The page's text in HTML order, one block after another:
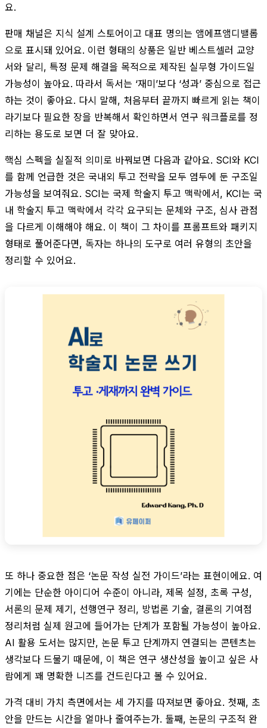
요.
판매 채널은 지식 설계 스토어이고 대표 명의는 앰에프앰디밸롭
으로 표시돼 있어요. 이런 형태의 상품은 일반 베스트셀러 교양
서와 달리, 특정 문제 해결을 목적으로 제작된 실무형 가이드일
가능성이 높아요. 따라서 독서는 ‘재미’보다 ‘성과’ 중심으로 접근
하는 것이 좋아요. 다시 말해, 처음부터 끝까지 빠르게 읽는 책이
라기보다 필요한 장을 반복해서 확인하면서 연구 워크플로를 정
리하는 용도로 보면 더 잘 맞아요.
핵심 스펙을 실질적 의미로 바꿔보면 다음과 같아요. SCI와 KCI
를 함께 언급한 것은 국내외 투고 전략을 모두 염두에 둔 구조일
가능성을 보여줘요. SCI는 국제 학술지 투고 맥락에서, KCI는 국
내 학술지 투고 맥락에서 각각 요구되는 문체와 구조, 심사 관점
을 다르게 이해해야 해요. 이 책이 그 차이를 프롬프트와 패키지
형태로 풀어준다면, 독자는 하나의 도구로 여러 유형의 초안을
정리할 수 있어요.
또 하나 중요한 점은 ‘논문 작성 실전 가이드’라는 표현이에요. 여
기에는 단순한 아이디어 수준이 아니라, 제목 설정, 초록 구성,
서론의 문제 제기, 선행연구 정리, 방법론 기술, 결론의 기여점
정리처럼 실제 원고에 들어가는 단계가 포함될 가능성이 높아요.
AI 활용 도서는 많지만, 논문 투고 단계까지 연결되는 콘텐츠는
생각보다 드물기 때문에, 이 책은 연구 생산성을 높이고 싶은 사
람에게 꽤 명확한 니즈를 건드린다고 볼 수 있어요.
가격 대비 가치 측면에서는 세 가지를 따져보면 좋아요. 첫째, 초
안을 만드는 시간을 얼마나 줄여주는가. 둘째, 논문의 구조적 완